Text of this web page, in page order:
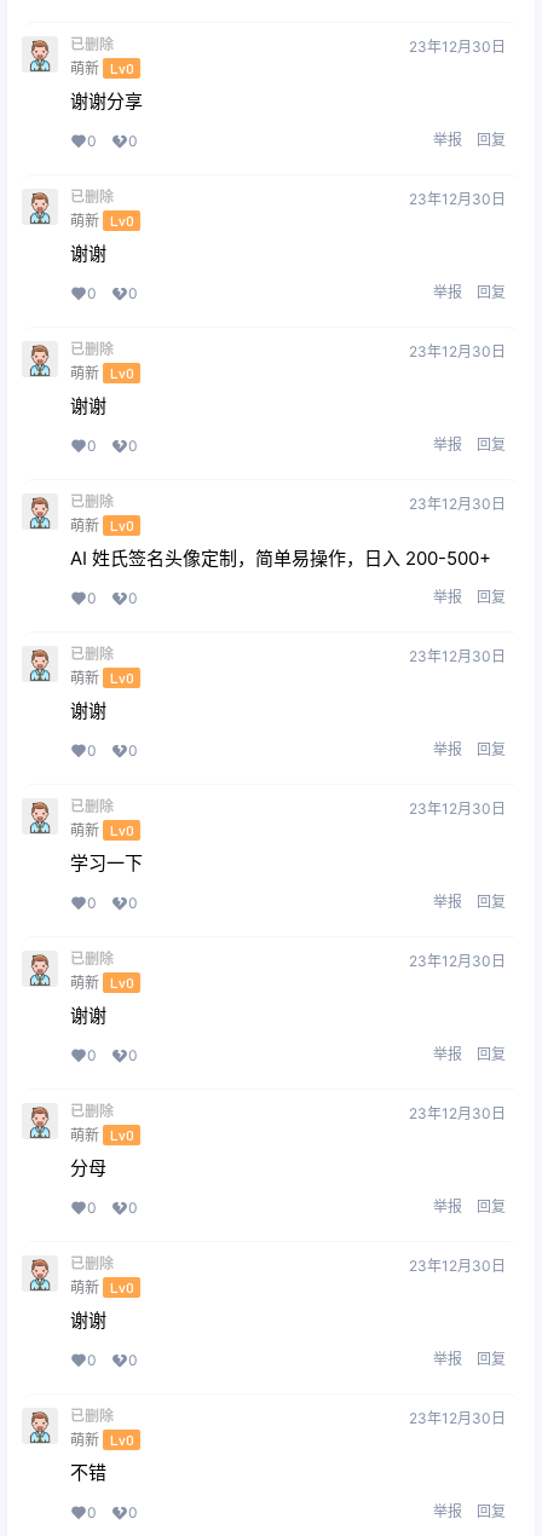
已删除
萌新 Lv0
23年12月30日
谢谢分享
0 0 举报 回复
已删除
萌新 Lv0
23年12月30日
谢谢
0 0 举报 回复
已删除
萌新 Lv0
23年12月30日
谢谢
0 0 举报 回复
已删除
萌新 Lv0
23年12月30日
AI 姓氏签名头像定制，简单易操作，日入 200-500+
0 0 举报 回复
已删除
萌新 Lv0
23年12月30日
谢谢
0 0 举报 回复
已删除
萌新 Lv0
23年12月30日
学习一下
0 0 举报 回复
已删除
萌新 Lv0
23年12月30日
谢谢
0 0 举报 回复
已删除
萌新 Lv0
23年12月30日
分母
0 0 举报 回复
已删除
萌新 Lv0
23年12月30日
谢谢
0 0 举报 回复
已删除
萌新 Lv0
23年12月30日
不错
0 0 举报 回复